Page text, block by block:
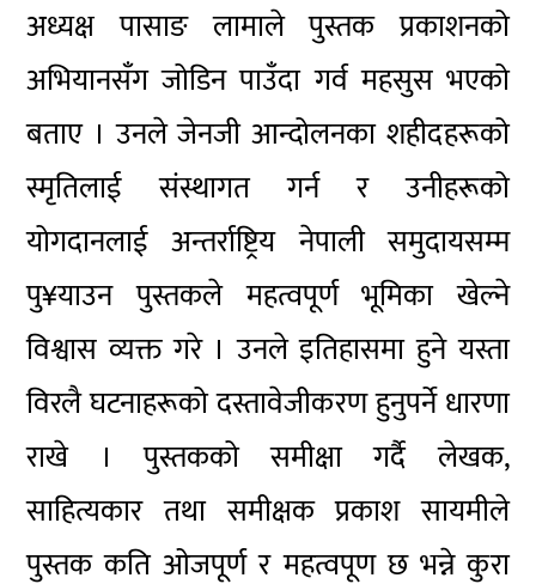
अध्यक्ष पासाङ लामाले पुस्तक प्रकाशनको
अभियानसँग जोडिन पाउँदा गर्व महसुस भएको
बताए । उनले जेनजी आन्दोलनका शहीदहरूको
स्मृतिलाई संस्थागत गर्न र उनीहरूको
योगदानलाई अन्तर्राष्ट्रिय नेपाली समुदायसम्म
पु¥याउन पुस्तकले महत्वपूर्ण भूमिका खेल्ने
विश्वास व्यक्त गरे । उनले इतिहासमा हुने यस्ता
विरलै घटनाहरूको दस्तावेजीकरण हुनुपर्ने धारणा
राखे । पुस्तकको समीक्षा गर्दै लेखक,
साहित्यकार तथा समीक्षक प्रकाश सायमीले
पुस्तक कति ओजपूर्ण र महत्वपूण छ भन्ने कुरा